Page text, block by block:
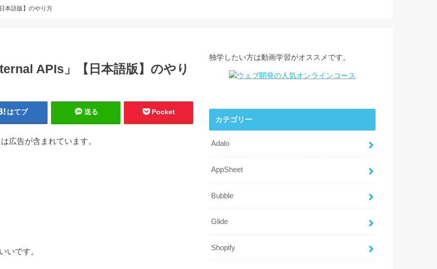
本語版】のやり方
APIs」【日本語版】のやり
はてブ 送る Pocket
広告が含まれています。
いです。
独学したい方は動画学習がオススメです。
カテゴリー
Adalo
AppSheet
Bubble
Glide
Shopify